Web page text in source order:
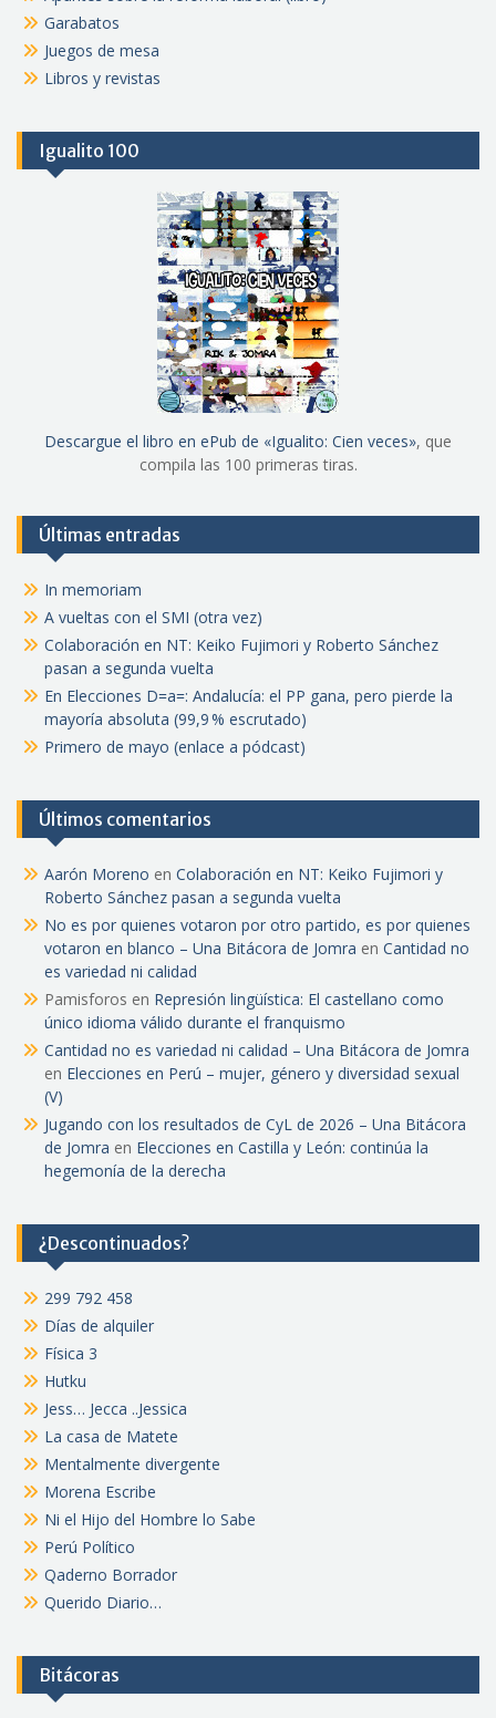
Garabatos
Juegos de mesa
Libros y revistas
Igualito 100
Descargue el libro en ePub de «Igualito: Cien veces», que
compila las 100 primeras tiras.
Últimas entradas
In memoriam
A vueltas con el SMI (otra vez)
Colaboración en NT: Keiko Fujimori y Roberto Sánchez
pasan a segunda vuelta
En Elecciones D=a=: Andalucía: el PP gana, pero pierde la
mayoría absoluta (99,9 % escrutado)
Primero de mayo (enlace a pódcast)
Últimos comentarios
Aarón Moreno en Colaboración en NT: Keiko Fujimori y
Roberto Sánchez pasan a segunda vuelta
No es por quienes votaron por otro partido, es por quienes
votaron en blanco – Una Bitácora de Jomra en Cantidad no
es variedad ni calidad
Pamisforos en Represión lingüística: El castellano como
único idioma válido durante el franquismo
Cantidad no es variedad ni calidad – Una Bitácora de Jomra
en Elecciones en Perú – mujer, género y diversidad sexual
(V)
Jugando con los resultados de CyL de 2026 – Una Bitácora
de Jomra en Elecciones en Castilla y León: continúa la
hegemonía de la derecha
¿Descontinuados?
299 792 458
Días de alquiler
Física 3
Hutku
Jess… Jecca ..Jessica
La casa de Matete
Mentalmente divergente
Morena Escribe
Ni el Hijo del Hombre lo Sabe
Perú Político
Qaderno Borrador
Querido Diario…
Bitácoras